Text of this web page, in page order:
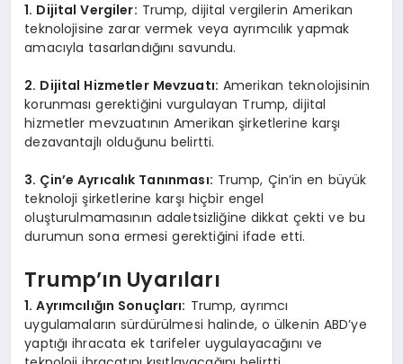
1. Dijital Vergiler: Trump, dijital vergilerin Amerikan
teknolojisine zarar vermek veya ayrımcılık yapmak
amacıyla tasarlandığını savundu.
2. Dijital Hizmetler Mevzuatı: Amerikan teknolojisinin
korunması gerektiğini vurgulayan Trump, dijital
hizmetler mevzuatının Amerikan şirketlerine karşı
dezavantajlı olduğunu belirtti.
3. Çin’e Ayrıcalık Tanınması: Trump, Çin’in en büyük
teknoloji şirketlerine karşı hiçbir engel
oluşturulmamasının adaletsizliğine dikkat çekti ve bu
durumun sona ermesi gerektiğini ifade etti.
Trump’ın Uyarıları
1. Ayrımcılığın Sonuçları: Trump, ayrımcı
uygulamaların sürdürülmesi halinde, o ülkenin ABD’ye
yaptığı ihracata ek tarifeler uygulayacağını ve